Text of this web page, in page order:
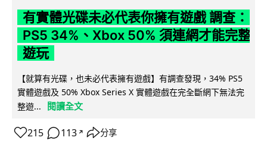
有實體光碟未必代表你擁有遊戲 調查：
PS5 34%、Xbox 50% 須連網才能完整
遊玩
【就算有光碟，也未必代表擁有遊戲】有調查發現，34% PS5
實體遊戲及 50% Xbox Series X 實體遊戲在完全斷網下無法完
整遊...
閱讀全文
215 113 ↗ 分享